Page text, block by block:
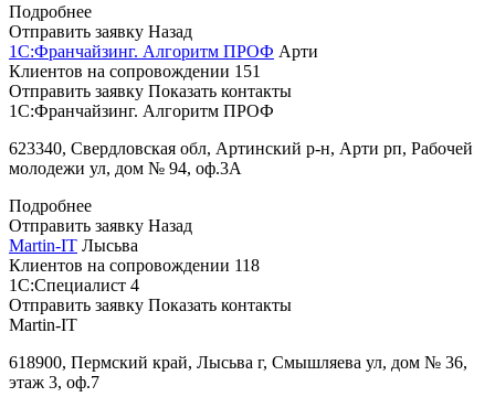
Подробнее
Отправить заявку Назад
1С:Франчайзинг. Алгоритм ПРОФ Арти
Клиентов на сопровождении 151
Отправить заявку Показать контакты
1С:Франчайзинг. Алгоритм ПРОФ
623340, Свердловская обл, Артинский р-н, Арти рп, Рабочей
молодежи ул, дом № 94, оф.3А
Подробнее
Отправить заявку Назад
Martin-IT Лысьва
Клиентов на сопровождении 118
1С:Специалист 4
Отправить заявку Показать контакты
Martin-IT
618900, Пермский край, Лысьва г, Смышляева ул, дом № 36,
этаж 3, оф.7